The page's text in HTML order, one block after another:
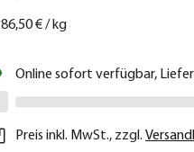
86,50 €/ kg
Online sofort verfügbar,
Preis inkl. MwSt., zzgl.